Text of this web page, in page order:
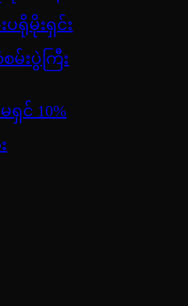
မိုးရှင်း
မ်းပွဲကြီး
င် 10%